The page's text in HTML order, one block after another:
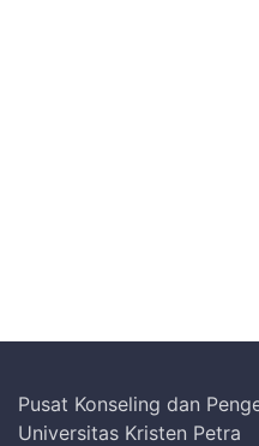
Pusat Konseling dan
Universitas Kristen Petra